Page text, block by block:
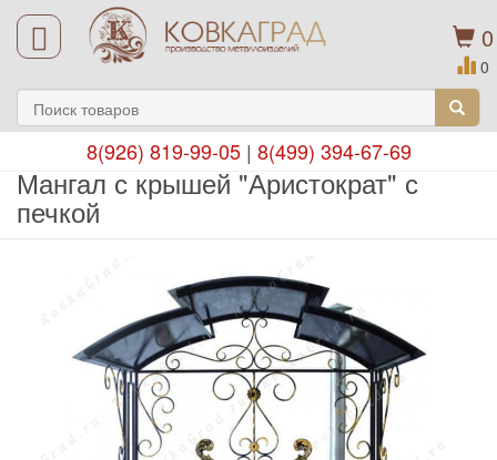
0
0
8(926) 819-99-05| 8(499) 394-67-69
Мангал с крышей "Аристократ" с
печкой